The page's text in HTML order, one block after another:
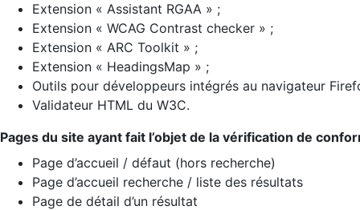
Extension « Assistant RGAA » ;
Extension « WCAG Contrast checker » ;
Extension « ARC Toolkit » ;
Extension « HeadingsMap » ;
Outils pour développeurs intégrés au navigateur
Validateur HTML du W3C.
Pages du site ayant fait l’objet de la vérification de
Page d’accueil / défaut (hors recherche)
Page d’accueil recherche / liste des résultats
Page de détail d’un résultat